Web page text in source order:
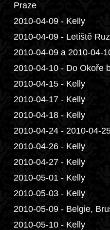
Praze
2010-04-09 - Kelly
2010-04-09 - Letiště
2010-04-09 a 2010-04-
2010-04-10 - Do Okoře
2010-04-15 - Kelly
2010-04-17 - Kelly
2010-04-18 - Kelly
2010-04-24 - 2010-04-
2010-04-26 - Kelly
2010-04-27 - Kelly
2010-05-01 - Kelly
2010-05-03 - Kelly
2010-05-09 - Belgie,
2010-05-10 - Kelly